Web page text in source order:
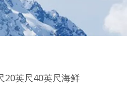
20英尺40英尺海鲜